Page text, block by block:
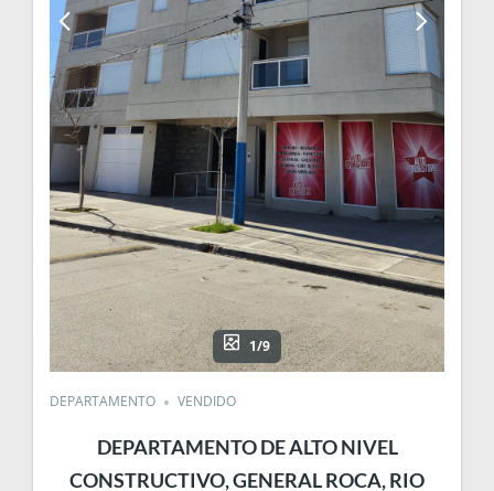
1/9
DEPARTAMENTO VENDIDO
DEPARTAMENTO DE ALTO NIVEL
CONSTRUCTIVO, GENERAL ROCA, RIO